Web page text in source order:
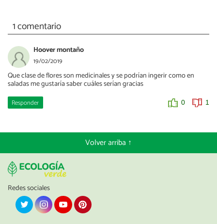
1 comentario
Hoover montaño
19/02/2019
Que clase de flores son medicinales y se podrían ingerir como en
saladas me gustaría saber cuáles serían gracias
Responder 0 1
Volver arriba ↑
Redes sociales